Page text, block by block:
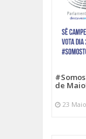
de
23